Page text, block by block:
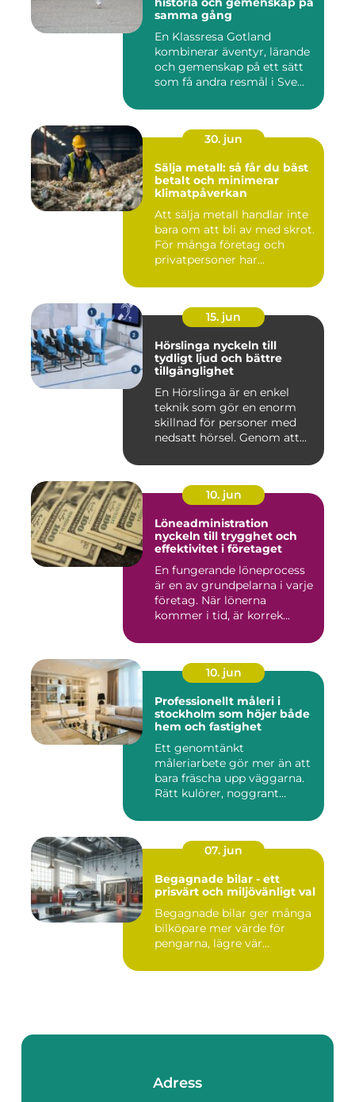
samma gång
En Klassresa Gotland
kombinerar äventyr, lärande
och gemenskap på ett sätt
som få andra resmål i Sve...
30. jun
Sälja metall: så får du bäst
betalt och minimerar
klimatpåverkan
Att sälja metall handlar inte
bara om att bli av med skrot.
För många företag och
privatpersoner har...
15. jun
Hörslinga nyckeln till
tydligt ljud och bättre
tillgänglighet
En Hörslinga är en enkel
teknik som gör en enorm
skillnad för personer med
nedsatt hörsel. Genom att...
10. jun
Löneadministration
nyckeln till trygghet och
effektivitet i företaget
En fungerande löneprocess
är en av grundpelarna i varje
företag. När lönerna
kommer i tid, är korrek...
10. jun
Professionellt måleri i
stockholm som höjer både
hem och fastighet
Ett genomtänkt
måleriarbete gör mer än att
bara fräscha upp väggarna.
Rätt kulörer, noggrant
07. jun
Begagnade bilar - ett
prisvärt och miljövänligt val
Begagnade bilar ger många
bilköpare mer värde för
pengarna, lägre vär...
Adress